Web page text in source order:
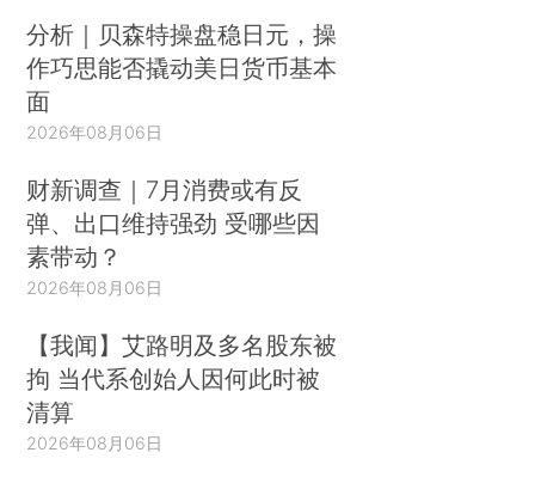
分析｜贝森特操盘稳日元，操
作巧思能否撬动美日货币基本
面
2026年08月06日
财新调查｜7月消费或有反
弹、出口维持强劲 受哪些因
素带动？
2026年08月06日
【我闻】艾路明及多名股东被
拘 当代系创始人因何此时被
清算
2026年08月06日